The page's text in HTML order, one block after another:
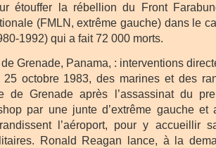
étouffer la rébellion du Front
(FMLN, extrême gauche) dans le
1992) qui a fait 72 000 morts.
Grenade, Panama, : interventions
25 octobre 1983, des marines et des
de Grenade après l’assassinat du
par une junte d’extrême gauche
l’aéroport, pour y accueillir
Ronald Reagan lance, à la